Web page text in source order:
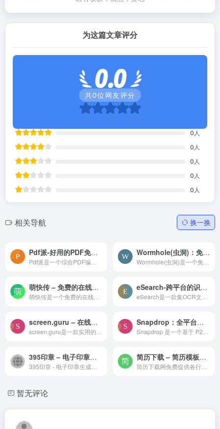
为这篇文章评分
0.0
共0位网友评分
0 人
0 人
0 人
0 人
0 人
相关导航 换一换
Pdf派-好用的PDF免费在线转换工具 Wormhole(虫洞)：免费不限速的即时文件加密传输网站
萌快传 – 免费的在线文件传输和分享平台 eSearch-跨平台的识屏搜索软件，OCR识别、截屏录屏、图像编辑与翻译搜索
screen.guru – 在线网页截图工具 Snapdrop：全平台局域网在线大文件传输工具
395印章 – 电子印章生成器_在线印章制作大师_免费在线制作各种印章 简历下载 – 简历模板免费下载_个人简历WORD模板_可编辑简历制作模板免费
暂无评论